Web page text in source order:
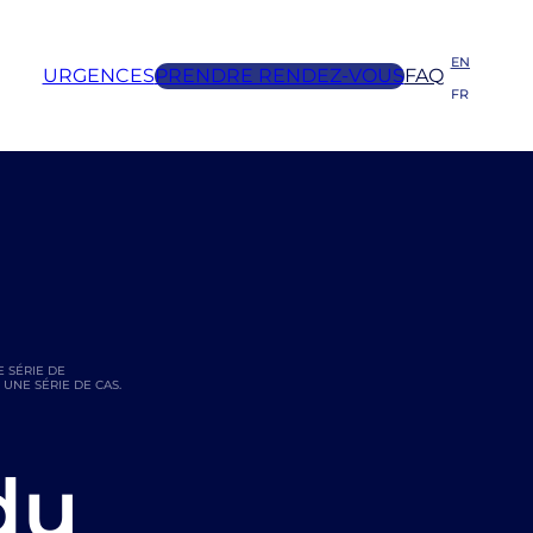
URGENCESPRENDRE RENDEZ-VOUSFAQ
EN
FR
SÉRIE DE
SÉRIE DE CAS.